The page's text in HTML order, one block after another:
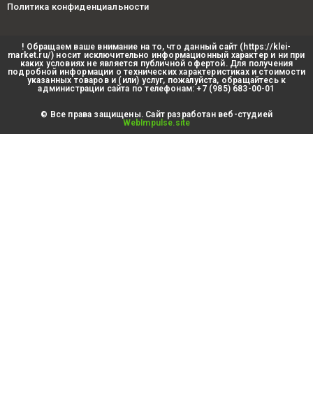
Политика конфиденциальности
! Обращаем ваше внимание на то, что данный сайт (https://klei-
market.ru/) носит исключительно информационный характер и ни при
каких условиях не является публичной офертой. Для получения
подробной информации о технических характеристиках и стоимости
указанных товаров и (или) услуг, пожалуйста, обращайтесь к
администрации сайта по телефонам: +7 (985) 683-00-01
© Все права защищены. Сайт разработан веб-студией
WebImpulse.site